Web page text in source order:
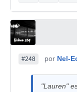
#248 por Nel-
"Lauren"